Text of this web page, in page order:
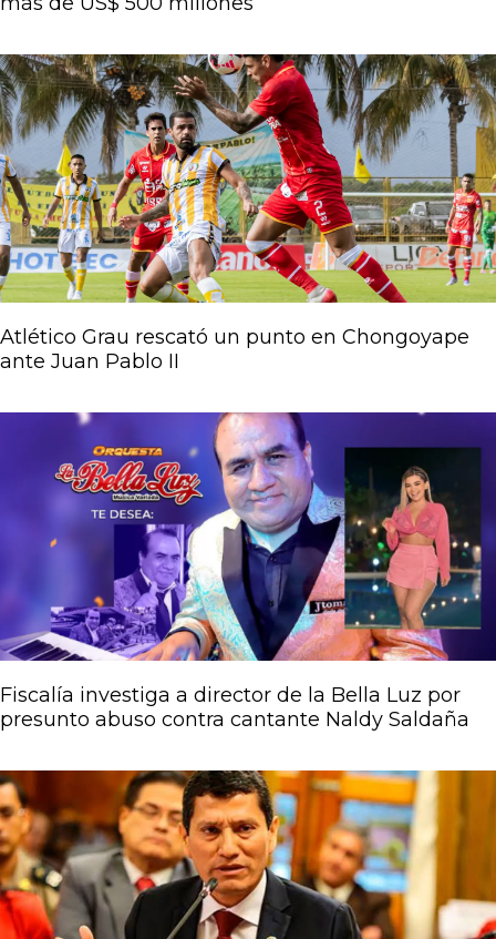
Atlético Grau rescató un punto en Chongoyape
ante Juan Pablo II
Fiscalía investiga a director de la Bella Luz por
presunto abuso contra cantante Naldy Saldaña